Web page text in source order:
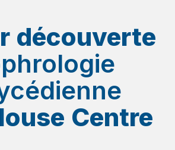
découverte
Centre